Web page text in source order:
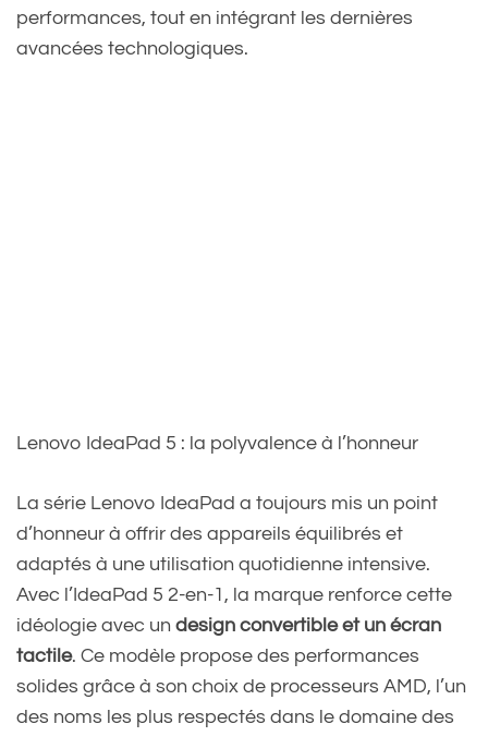
performances, tout en intégrant les dernières
avancées technologiques.
Lenovo IdeaPad 5 : la polyvalence à l’honneur
La série Lenovo IdeaPad a toujours mis un point
d’honneur à offrir des appareils équilibrés et
adaptés à une utilisation quotidienne intensive.
Avec l’IdeaPad 5 2-en-1, la marque renforce cette
idéologie avec un design convertible et un écran
tactile. Ce modèle propose des performances
solides grâce à son choix de processeurs AMD, l’un
des noms les plus respectés dans le domaine des